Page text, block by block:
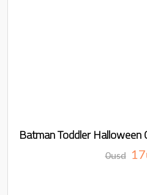
Batman Toddler
0usd